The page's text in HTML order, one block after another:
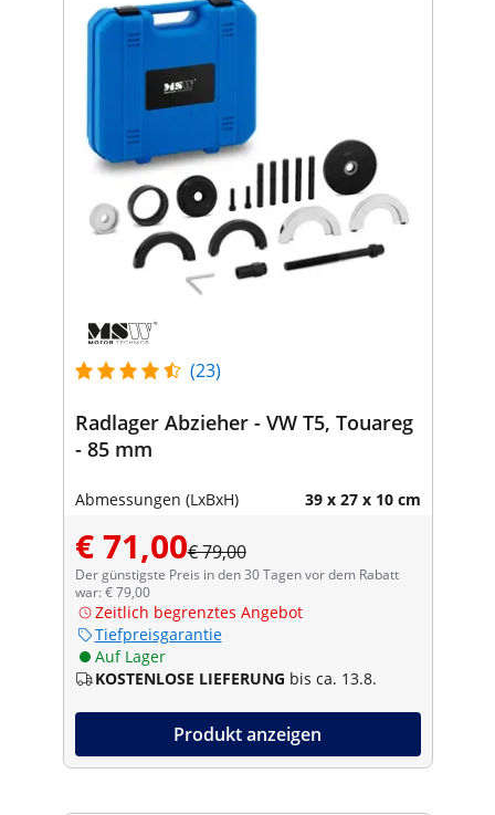
(23)
Radlager Abzieher - VW T5, Touareg
- 85 mm
Abmessungen (LxBxH) 39 x 27 x 10 cm
€ 71,00€ 79,00
Der günstigste Preis in den 30 Tagen vor dem Rabatt
war: € 79,00
Zeitlich begrenztes Angebot
Tiefpreisgarantie
Auf Lager
KOSTENLOSE LIEFERUNG bis ca. 13.8.
Produkt anzeigen